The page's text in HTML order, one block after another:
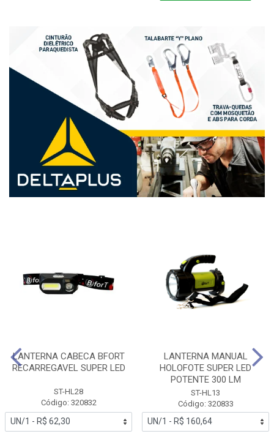
LANTERNA CABECA BFORT
RECARREGAVEL SUPER LED
ST-HL28
Código: 320832
LANTERNA MANUAL
HOLOFOTE SUPER LED
POTENTE 300 LM
ST-HL13
Código: 320833